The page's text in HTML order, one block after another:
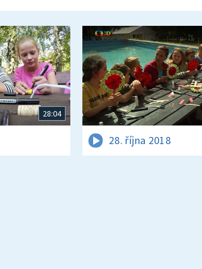
28:04
28. října 2018